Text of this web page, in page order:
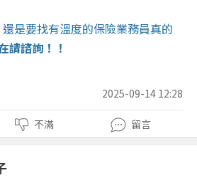
是要找有溫度的保險業務員真的
請諮詢！！
2025-09-14 12:28
不滿 留言